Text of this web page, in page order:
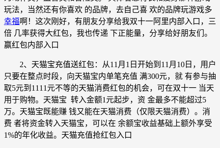
玩法，当然还有你喜欢 的品牌，去自己喜 欢的品牌玩游戏多
幸福啊！这次刚好，有朋友分享给我双十一阿里内部入口，三
倍 几率获得大红包，我也传递 下正能量，分享给好朋友们。
赢红包内部入口
2、天猫宝充值送红包：从11月1日开始到11月10日，用户
只要在整点时段，向天猫宝内单笔充值 满300元，就 有参与抽
取5元到1111元不等的天猫消费红包的机会，可在双十一 当天
用于购物。天猫宝 转入金额1元起步，资 金最多不能超过5
万。天猫宝既能赚 钱又能在天猫消费（仅限天猫消费）。消
费 者将资金转入天猫宝，可以在 余额宝收益基础上额外享受
1%的年化收益。天猫充值抢红包入口